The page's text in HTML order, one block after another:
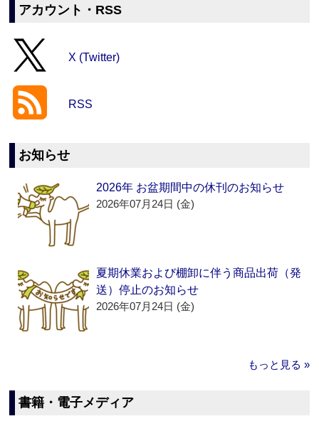
アカウント・RSS
X (Twitter)
RSS
お知らせ
2026年 お盆期間中の休刊のお知らせ
2026年07月24日 (金)
夏期休業および棚卸に伴う商品出荷（発
送）停止のお知らせ
2026年07月24日 (金)
もっと見る »
書籍・電子メディア